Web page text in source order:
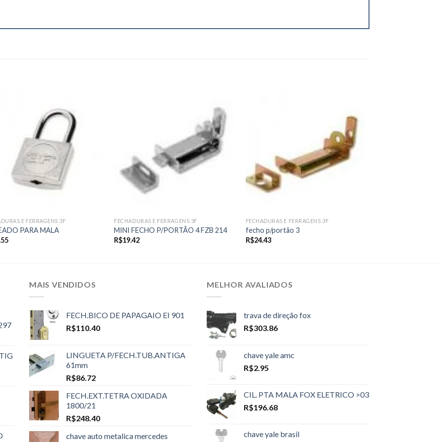
E FERRAGENS 3F
PARA MALA
Add to
wishlist
FECHADURAS E FERRAGENS 3F
MINI FECHO P/PORTÃO 4 FZB 214
R$19.42
Add to
wishlist
FECHADURAS E FERRAGENS 3F
fecho p/portão 3
R$24.43
MAIS VENDIDOS
FECH.BICO DE PAPAGAIO EI 901
R$110.40
LINGUETA P/FECH.TUB.ANTIGA
61mm
R$86.72
FECH.EXT.TETRA OXIDADA
1800/21
R$248.40
chave auto metalica mercedes
MELHOR AVALIADOS
trava de direção fox
R$303.86
chave yale amc
R$2.95
CIL. PTA MALA FOX ELETRICO >03
R$196.68
chave yale brasil